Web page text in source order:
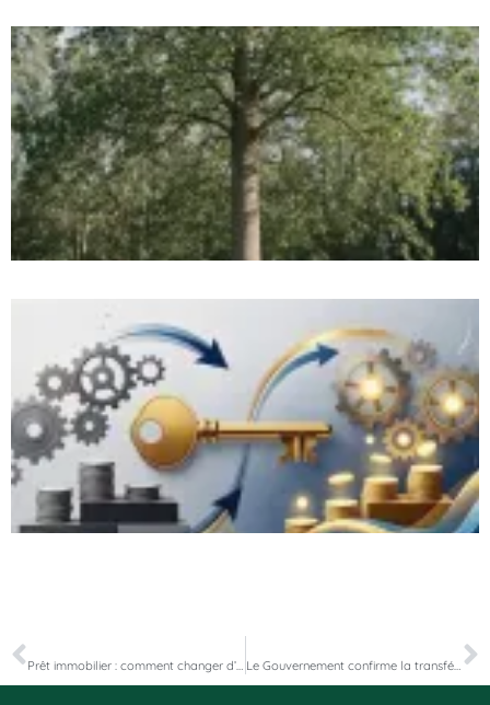
Prêt immobilier : comment changer d’assurance emprunteur ? Le Gouvernement confirme la transférabilité externe des contrats d’assurance vie